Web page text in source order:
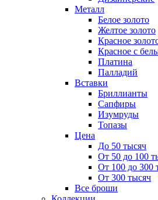
Металл
Белое золото
Желтое золото
Красное
Красное с
Платина
Палладий
Вставки
Бриллианты
Сапфиры
Изумруды
Топазы
Цена
До 50 тысяч
От 50 до 100
От 100 до 300
От 300 тысяч
Все броши